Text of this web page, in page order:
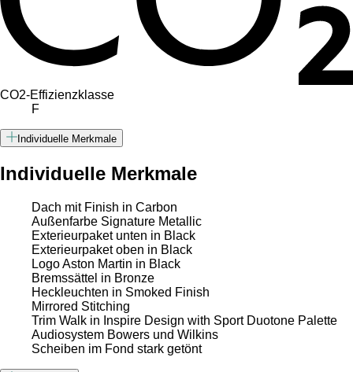
CO2-Effizienzklasse
F
Individuelle Merkmale
Individuelle Merkmale
Dach mit Finish in Carbon
Außenfarbe Signature Metallic
Exterieurpaket unten in Black
Exterieurpaket oben in Black
Logo Aston Martin in Black
Bremssättel in Bronze
Heckleuchten in Smoked Finish
Mirrored Stitching
Trim Walk in Inspire Design with Sport Duotone Palette
Audiosystem Bowers und Wilkins
Scheiben im Fond stark getönt